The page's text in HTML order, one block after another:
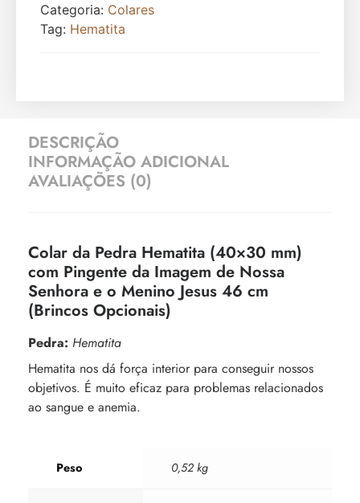
Categoria: Colares
Tag: Hematita
DESCRIÇÃO
INFORMAÇÃO ADICIONAL
AVALIAÇÕES (0)
Colar da Pedra Hematita (40×30 mm)
com Pingente da Imagem de Nossa
Senhora e o Menino Jesus 46 cm
(Brincos Opcionais)
Pedra: Hematita
Hematita nos dá força interior para conseguir nossos
objetivos. É muito eficaz para problemas relacionados
ao sangue e anemia.
Peso 0,52 kg